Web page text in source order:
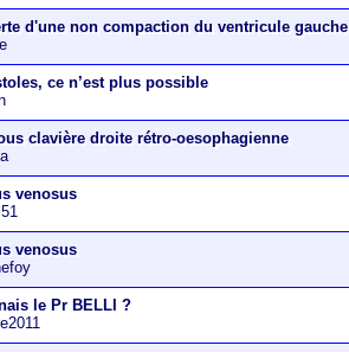
d'une non compaction du ventricule gauche
ce n’est plus possible
clavière droite rétro-oesophagienne
venosus
venosus
le Pr BELLI ?